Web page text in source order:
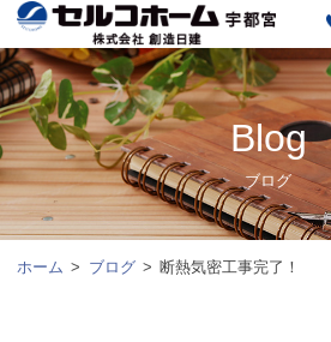
Blog
ブログ
ホーム ブログ 断熱気密工事完了！